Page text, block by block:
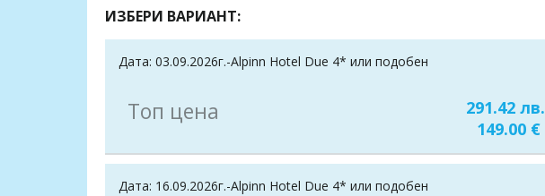
ИЗБЕРИ ВАРИАНТ:
Дата: 03.09.2026г.-Alpinn Hotel Due 4* или подобен
Топ цена
291.42 лв.
149.00 €
Дата: 16.09.2026г.-Alpinn Hotel Due 4* или подобен